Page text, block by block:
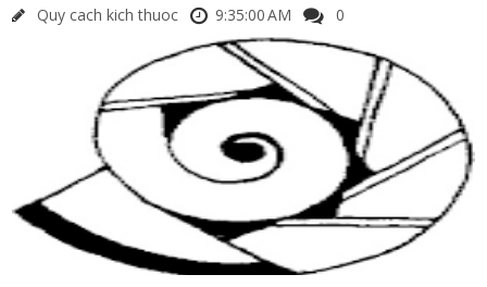
Quy cach kich thuoc 9:35:00 AM 0